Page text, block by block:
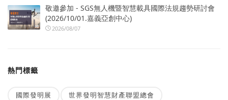
敬邀參加 - SGS無人機暨智慧載具國際法規趨勢研討會
(2026/10/01.嘉義亞創中心)
2026/08/07
熱門標籤
國際發明展 世界發明智慧財產聯盟總會